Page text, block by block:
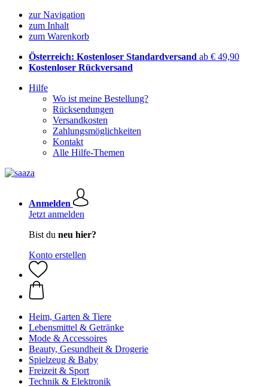
zur Navigation
zum Inhalt
zum Warenkorb
Österreich: Kostenloser Standardversand ab € 49,90
Kostenloser Rückversand
Hilfe
Wo ist meine Bestellung?
Rücksendungen
Versandkosten
Zahlungsmöglichkeiten
Kontakt
Alle Hilfe-Themen
Anmelden
Jetzt anmelden
Bist du neu hier?
Konto erstellen
Heim, Garten & Tiere
Lebensmittel & Getränke
Mode & Accessoires
Beauty, Gesundheit & Drogerie
Spielzeug & Baby
Freizeit & Sport
Technik & Elektronik